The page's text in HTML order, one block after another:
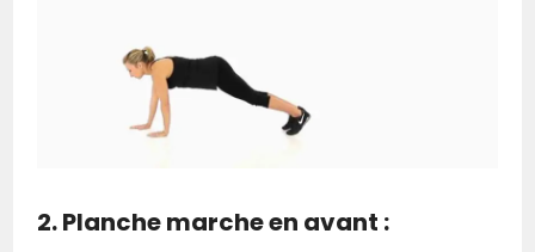
2. Planche marche en avant :